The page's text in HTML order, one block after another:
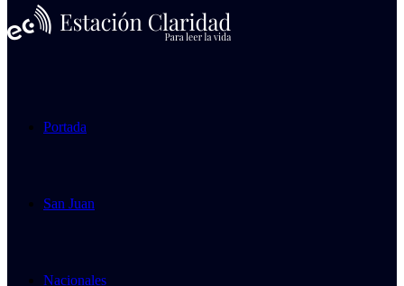
Portada
San Juan
Nacionales